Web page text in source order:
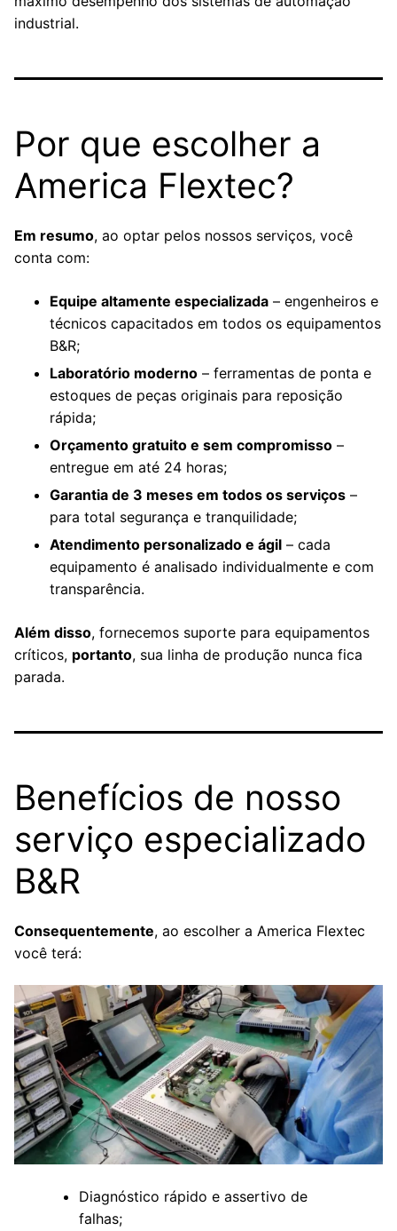
industrial.
Por que escolher a
America Flextec?
Em resumo, ao optar pelos nossos serviços, você
conta com:
Equipe altamente especializada – engenheiros e
técnicos capacitados em todos os equipamentos
B&R;
Laboratório moderno – ferramentas de ponta e
estoques de peças originais para reposição
rápida;
Orçamento gratuito e sem compromisso –
entregue em até 24 horas;
Garantia de 3 meses em todos os serviços –
para total segurança e tranquilidade;
Atendimento personalizado e ágil – cada
equipamento é analisado individualmente e com
transparência.
Além disso, fornecemos suporte para equipamentos
críticos, portanto, sua linha de produção nunca fica
parada.
Benefícios de nosso
serviço especializado
B&R
Consequentemente, ao escolher a America Flextec
você terá:
Diagnóstico rápido e assertivo de
falhas;